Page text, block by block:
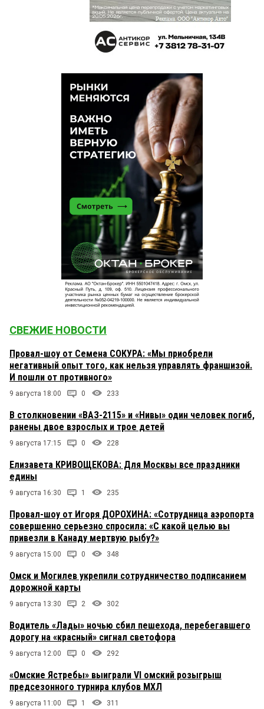
СВЕЖИЕ НОВОСТИ
Провал-шоу от Семена СОКУРА: «Мы приобрели
негативный опыт того, как нельзя управлять франшизой.
И пошли от противного»
9 августа 18:00 0 233
В столкновении «ВАЗ-2115» и «Нивы» один человек погиб,
ранены двое взрослых и трое детей
9 августа 17:15 0 228
Елизавета КРИВОЩЕКОВА: Для Москвы все праздники
едины
9 августа 16:30 1 235
Провал-шоу от Игоря ДОРОХИНА: «Сотрудница аэропорта
совершенно серьезно спросила: «С какой целью вы
привезли в Канаду мертвую рыбу?»
9 августа 15:00 0 348
Омск и Могилев укрепили сотрудничество подписанием
дорожной карты
9 августа 13:30 2 302
Водитель «Лады» ночью сбил пешехода, перебегавшего
дорогу на «красный» сигнал светофора
9 августа 12:00 0 292
«Омские Ястребы» выиграли VI омский розыгрыш
предсезонного турнира клубов МХЛ
9 августа 11:00 1 311